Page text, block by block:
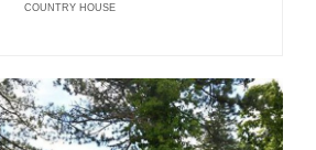
San Benedetto del Tronto
COUNTRY HOUSE